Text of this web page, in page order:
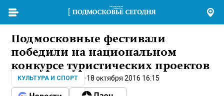
Подмосковные фестивали
победили на национальном
конкурсе туристических проектов
КУЛЬТУРА И СПОРТ 18 октября 2016 16:15